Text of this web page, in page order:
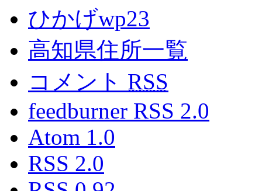
ひかげwp23
高知県住所一覧
コメント RSS
feedburner RSS 2.0
Atom 1.0
RSS 2.0